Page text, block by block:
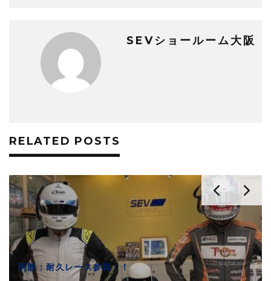
SEVショールーム大阪
RELATED POSTS
阿部：耐久レース参戦！！